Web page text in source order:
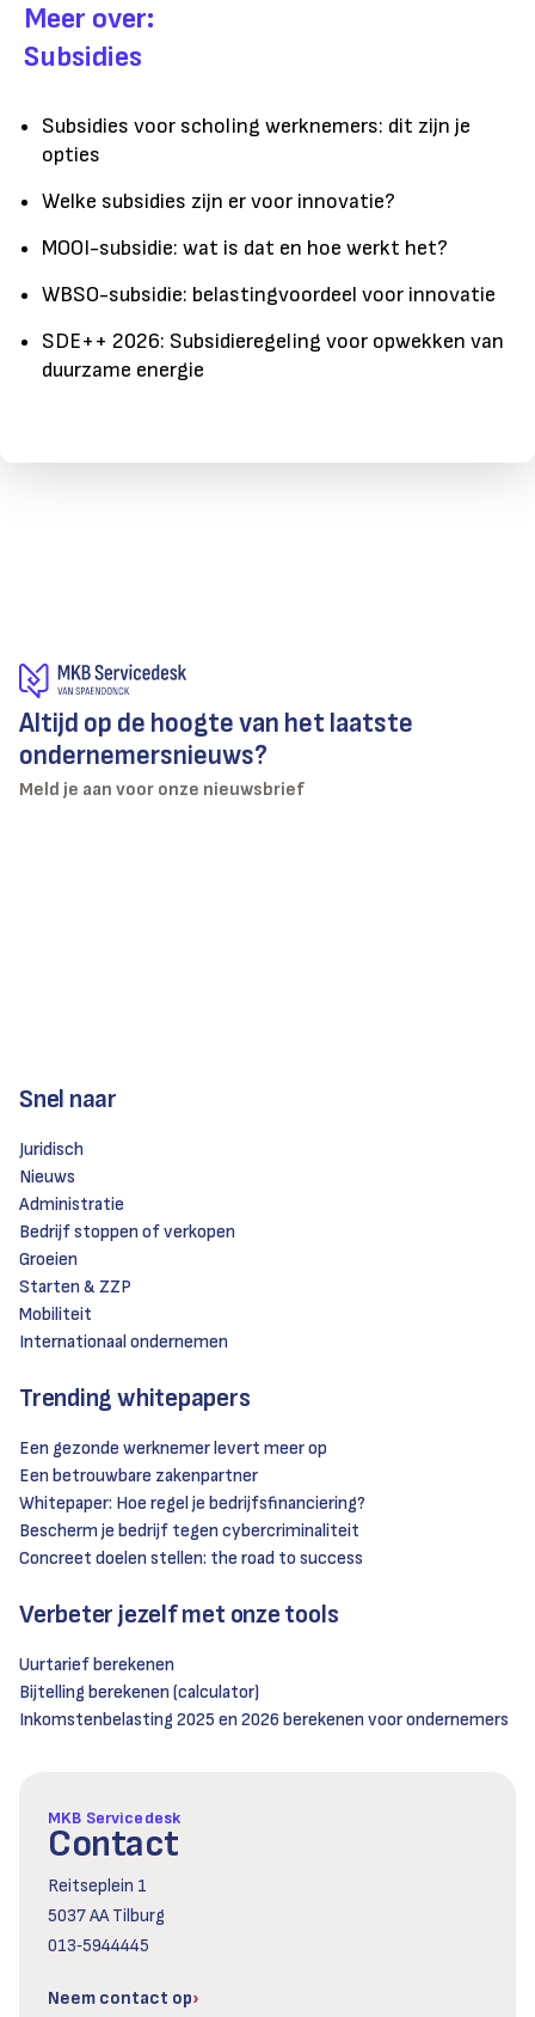
Meer over:
Subsidies
Subsidies voor scholing werknemers: dit zijn je
opties
Welke subsidies zijn er voor innovatie?
MOOI-subsidie: wat is dat en hoe werkt het?
WBSO-subsidie: belastingvoordeel voor innovatie
SDE++ 2026: Subsidieregeling voor opwekken van
duurzame energie
Altijd op de hoogte van het laatste
ondernemersnieuws?
Meld je aan voor onze nieuwsbrief
Snel naar
Juridisch
Nieuws
Administratie
Bedrijf stoppen of verkopen
Groeien
Starten & ZZP
Mobiliteit
Internationaal ondernemen
Trending whitepapers
Een gezonde werknemer levert meer op
Een betrouwbare zakenpartner
Whitepaper: Hoe regel je bedrijfsfinanciering?
Bescherm je bedrijf tegen cybercriminaliteit
Concreet doelen stellen: the road to success
Verbeter jezelf met onze tools
Uurtarief berekenen
Bijtelling berekenen (calculator)
Inkomstenbelasting 2025 en 2026 berekenen voor ondernemers
MKB Servicedesk
Contact
Reitseplein 1
5037 AA Tilburg
013‑5944445
Neem contact op